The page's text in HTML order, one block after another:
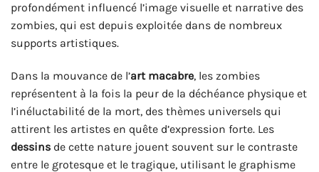
profondément influencé l’image visuelle et narrative des
zombies, qui est depuis exploitée dans de nombreux
supports artistiques.
Dans la mouvance de l’art macabre, les zombies
représentent à la fois la peur de la déchéance physique et
l’inéluctabilité de la mort, des thèmes universels qui
attirent les artistes en quête d’expression forte. Les
dessins de cette nature jouent souvent sur le contraste
entre le grotesque et le tragique, utilisant le graphisme